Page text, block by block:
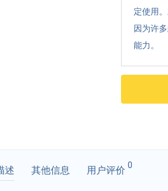
定使用
因为许
能力。
述 其他信息 用户评价 0